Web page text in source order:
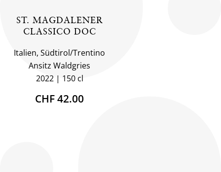
ST. MAGDALENER
CLASSICO DOC
Italien, Südtirol/Trentino
Ansitz Waldgries
2022
150 cl
CHF 42.00